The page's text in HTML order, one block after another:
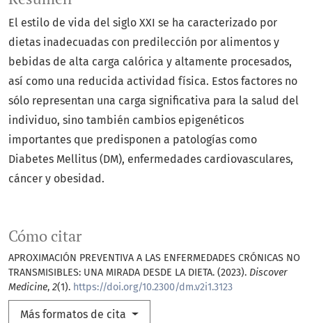
Cómo citar
APROXIMACIÓN PREVENTIVA A LAS ENFERMEDADES CRÓNICAS NO
TRANSMISIBLES: UNA MIRADA DESDE LA DIETA. (2023). Discover
Medicine, 2(1). https://doi.org/10.2300/dm.v2i1.3123
Más formatos de cita
El estilo de vida del siglo XXI se ha caracterizado por
dietas inadecuadas con predilección por alimentos y
bebidas de alta carga calórica y altamente procesados,
así como una reducida actividad física. Estos factores no
sólo representan una carga significativa para la salud del
individuo, sino también cambios epigenéticos
importantes que predisponen a patologías como
Diabetes Mellitus (DM), enfermedades cardiovasculares,
cáncer y obesidad.